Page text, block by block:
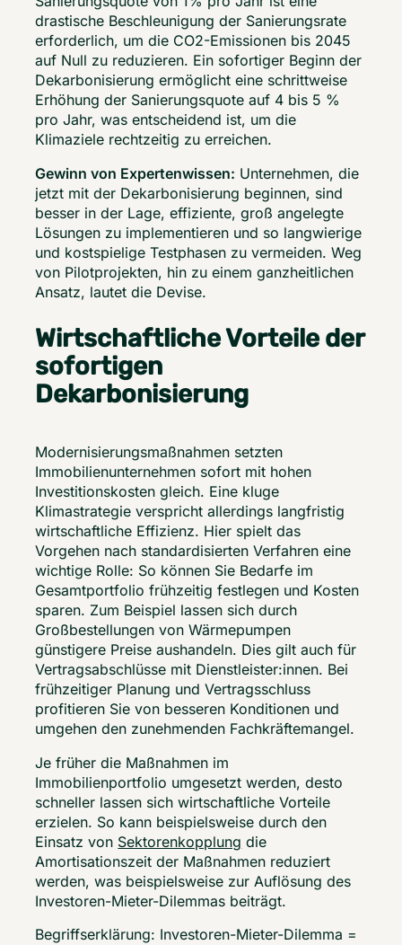
drastische Beschleunigung der Sanierungsrate
erforderlich, um die CO2-Emissionen bis 2045
auf Null zu reduzieren. Ein sofortiger Beginn der
Dekarbonisierung ermöglicht eine schrittweise
Erhöhung der Sanierungsquote auf 4 bis 5 %
pro Jahr, was entscheidend ist, um die
Klimaziele rechtzeitig zu erreichen.
Gewinn von Expertenwissen: Unternehmen, die
jetzt mit der Dekarbonisierung beginnen, sind
besser in der Lage, effiziente, groß angelegte
Lösungen zu implementieren und so langwierige
und kostspielige Testphasen zu vermeiden. Weg
von Pilotprojekten, hin zu einem ganzheitlichen
Ansatz, lautet die Devise.
Wirtschaftliche Vorteile der
sofortigen
Dekarbonisierung
Modernisierungsmaßnahmen setzten
Immobilienunternehmen sofort mit hohen
Investitionskosten gleich. Eine kluge
Klimastrategie verspricht allerdings langfristig
wirtschaftliche Effizienz. Hier spielt das
Vorgehen nach standardisierten Verfahren eine
wichtige Rolle: So können Sie Bedarfe im
Gesamtportfolio frühzeitig festlegen und Kosten
sparen. Zum Beispiel lassen sich durch
Großbestellungen von Wärmepumpen
günstigere Preise aushandeln. Dies gilt auch für
Vertragsabschlüsse mit Dienstleister:innen. Bei
frühzeitiger Planung und Vertragsschluss
profitieren Sie von besseren Konditionen und
umgehen den zunehmenden Fachkräftemangel.
Je früher die Maßnahmen im
Immobilienportfolio umgesetzt werden, desto
schneller lassen sich wirtschaftliche Vorteile
erzielen. So kann beispielsweise durch den
Einsatz von Sektorenkopplung die
Amortisationszeit der Maßnahmen reduziert
werden, was beispielsweise zur Auflösung des
Investoren-Mieter-Dilemmas beiträgt.
Begriffserklärung: Investoren-Mieter-Dilemma =